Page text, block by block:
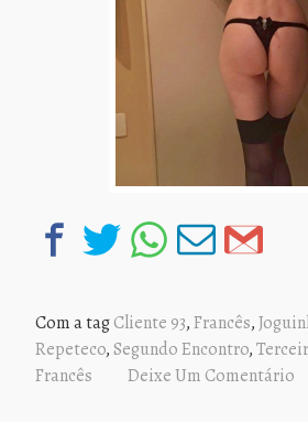
Com a tagCliente 93,Francês,
Repeteco,Segundo Encontro,
Francês
Deixe Um Comentário